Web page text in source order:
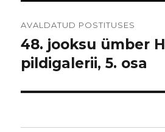
AVALDATUD POSTITUSES
48. jooksu ümber
pildigalerii, 5. osa